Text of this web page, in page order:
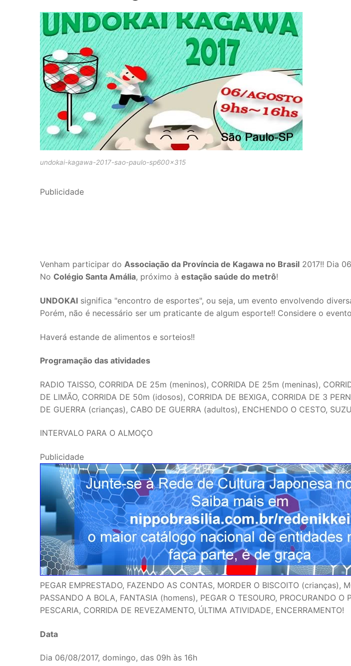
undokai-kagawa-2017-sao-paulo-sp600x315
Publicidade
Venham participar do Associação da Província de Kagawa no Brasil 2017!! Dia
No Colégio Santa Amália, próximo à estação saúde do metrô!
UNDOKAI significa "encontro de esportes", ou seja, um evento envolvendo
Porém, não é necessário ser um praticante de algum esporte!! Considere o
Haverá estande de alimentos e sorteios!!
Programação das atividades
RADIO TAISSO, CORRIDA DE 25m (meninos), CORRIDA DE 25m (meninas),
DE LIMÃO, CORRIDA DE 50m (idosos), CORRIDA DE BEXIGA, CORRIDA DE 3
DE GUERRA (crianças), CABO DE GUERRA (adultos), ENCHENDO O CESTO,
INTERVALO PARA O ALMOÇO
Publicidade
PEGAR EMPRESTADO, FAZENDO AS CONTAS, MORDER O BISCOITO (crianças),
PASSANDO A BOLA, FANTASIA (homens), PEGAR O TESOURO, PROCURANDO O
PESCARIA, CORRIDA DE REVEZAMENTO, ÚLTIMA ATIVIDADE, ENCERRAMENTO!
Data
Dia 06/08/2017, domingo, das 09h às 16h